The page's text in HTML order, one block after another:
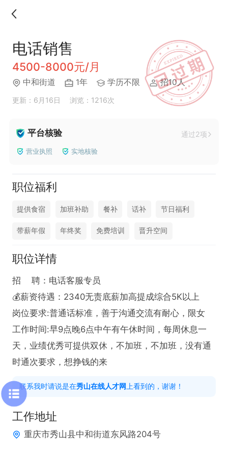
电话销售
4500-8000元/月
中和街道 1年 学历不限 招10人
更新：6月16日 浏览：1216次
平台核验 通过2项
营业执照 实地核验
职位福利
提供食宿 加班补助 餐补 话补 节日福利
带薪年假 年终奖 免费培训 晋升空间
职位详情
招    聘：电话客服专员
💰薪资待遇：2340无责底薪加高提成综合5K以上
岗位要求:普通话标准，善于沟通交流有耐心，限女
工作时间:早9点晚6点中午有午休时间，每周休息一
天，业绩优秀可提供双休，不加班，不加班，没有通
时通次要求，想挣钱的来
联系我时请说是在秀山在线人才网 上看到的，谢谢！
工作地址
重庆市秀山县中和街道东风路204号